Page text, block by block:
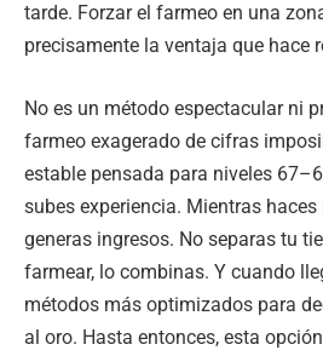
tarde. Forzar el farmeo en una
precisamente la ventaja que hace
No es un método espectacular ni
farmeo exagerado de cifras
estable pensada para niveles
subes experiencia. Mientras
generas ingresos. No separas tu
farmear, lo combinas. Y cuando
métodos más optimizados para
al oro. Hasta entonces, esta